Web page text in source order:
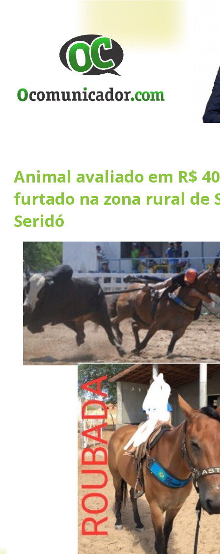
Animal avaliado em R$
furtado na zona rural de
Seridó